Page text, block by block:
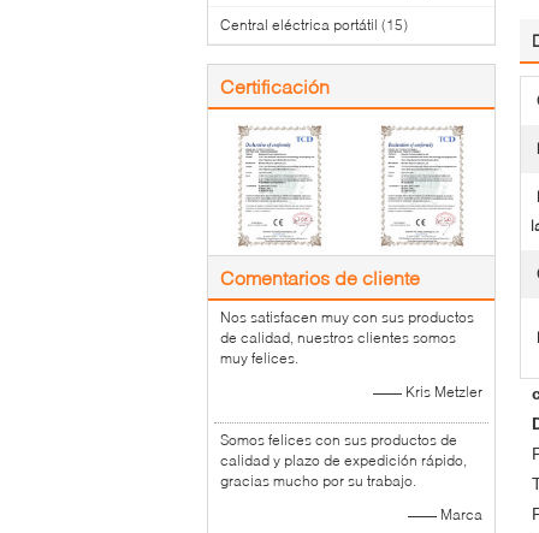
Central eléctrica portátil (15)
Certificación
Comentarios de cliente
Nos satisfacen muy con sus productos
de calidad, nuestros clientes somos
muy felices.
—— Kris Metzler
Somos felices con sus productos de
calidad y plazo de expedición rápido,
gracias mucho por su trabajo.
—— Marca